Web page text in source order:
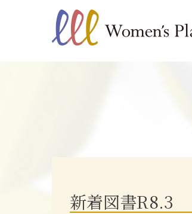
新着図書R8.3